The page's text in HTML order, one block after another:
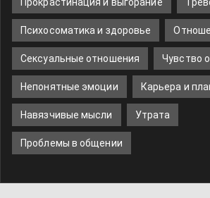
Психосоматика и здоровье
Сексуальные отношения Чувство
Непонятные эмоции Карьера и
Навязчивые мысли Утрата
Проблемы в общении